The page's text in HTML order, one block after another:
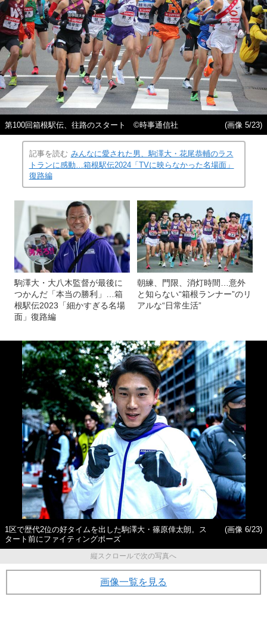
第100回箱根駅伝、往路のスタート ©️時事通信社 (画像 5/23)
記事を読む みんなに愛された男、駒澤大・花尾恭輔のラス
トランに感動…箱根駅伝2024「TVに映らなかった名場面」
復路編
駒澤大・大八木監督が最後に
つかんだ「本当の勝利」…箱
根駅伝2023「細かすぎる名場
面」復路編
朝練、門限、消灯時間…意外
と知らない“箱根ランナー”のリ
アルな“日常生活”
1区で歴代2位の好タイムを出した駒澤大・篠原倖太朗。ス
タート前にファイティングポーズ
(画像 6/23)
縦スクロールで次の写真へ
画像一覧を見る